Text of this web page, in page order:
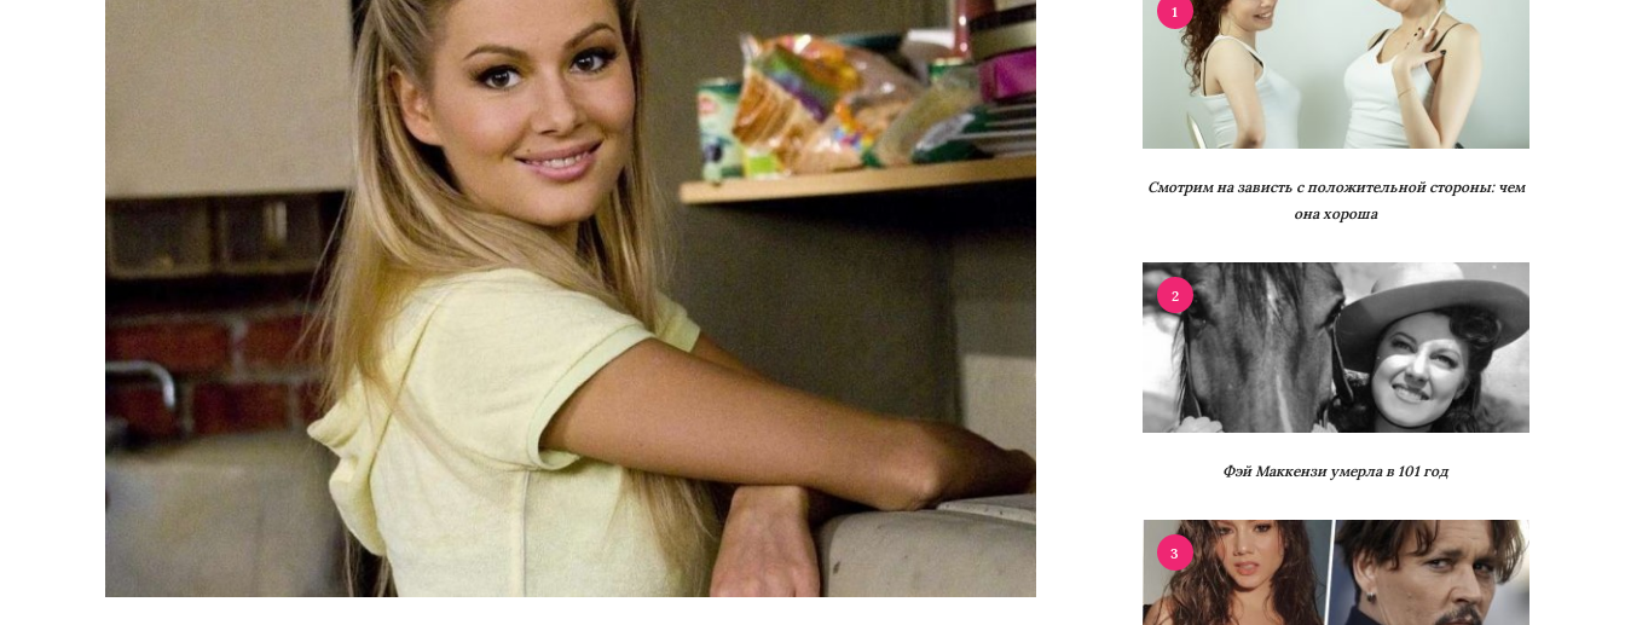
1
Смотрим на зависть с положительной стороны: чем
она хороша
2
Фэй Маккензи умерла в 101 год
3